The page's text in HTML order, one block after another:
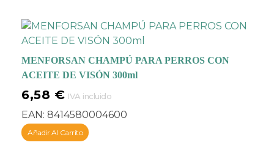
Gastritis
Contraindicaciones:
se han descrito.
MENFORSAN CHAMPÚ PARA PERROS CON
ACEITE DE VISÓN 300ml
6,58 € IVA incluido
EAN: 8414580004600
Añadir Al Carrito